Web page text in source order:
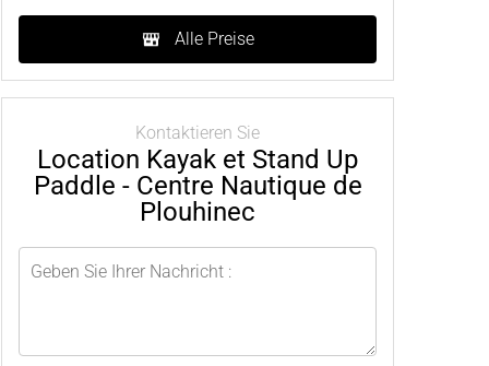
Alle Preise
Kontaktieren Sie
Location Kayak et Stand Up
Paddle - Centre Nautique de
Plouhinec